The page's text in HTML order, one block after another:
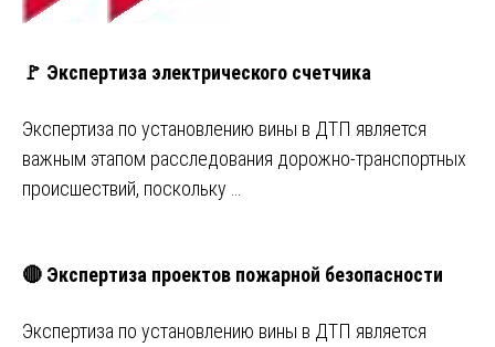
🚩 Экспертиза электрического счетчика
Экспертиза по установлению вины в ДТП является
важным этапом расследования дорожно-транспортных
происшествий, поскольку …
🔴 Экспертиза проектов пожарной безопасности
Экспертиза по установлению вины в ДТП является